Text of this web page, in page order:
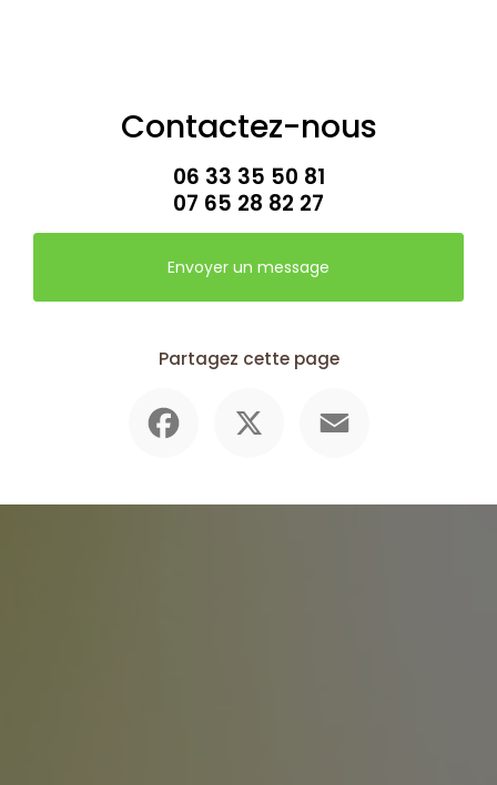
Contactez-nous
06 33 35 50 81
07 65 28 82 27
Envoyer un message
Partagez cette page